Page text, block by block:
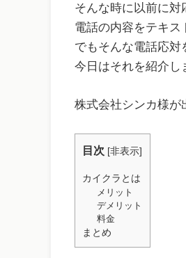
そんな時に以前に対
電話の内容をテキス
でもそんな電話応対
今日はそれを紹介し
株式会社シンカ様が
目次 [非表示]
カイクラとは
メリット
デメリット
料金
まとめ